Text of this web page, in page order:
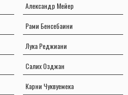
Александр Мейер
Рами Бенсебаини
Лука Реджиани
Салих Озджан
Карни Чуквуемека